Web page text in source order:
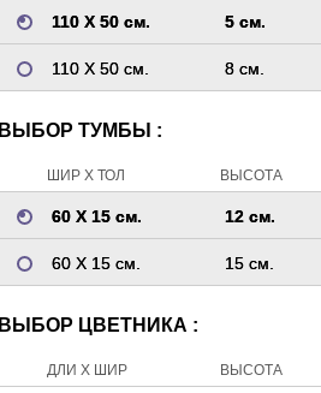
110 Х 50 см. 5 см.
110 Х 50 см. 8 см.
ВЫБОР ТУМБЫ :
ШИР Х ТОЛ ВЫСОТА
60 Х 15 см. 12 см.
60 Х 15 см. 15 см.
ВЫБОР ЦВЕТНИКА :
ДЛИ Х ШИР ВЫСОТА